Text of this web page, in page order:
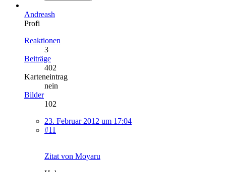
Andreash
Profi
Reaktionen
3
Beiträge
402
Karteneintrag
nein
Bilder
102
23. Februar 2012 um 17:04
#11
Zitat von Moyaru